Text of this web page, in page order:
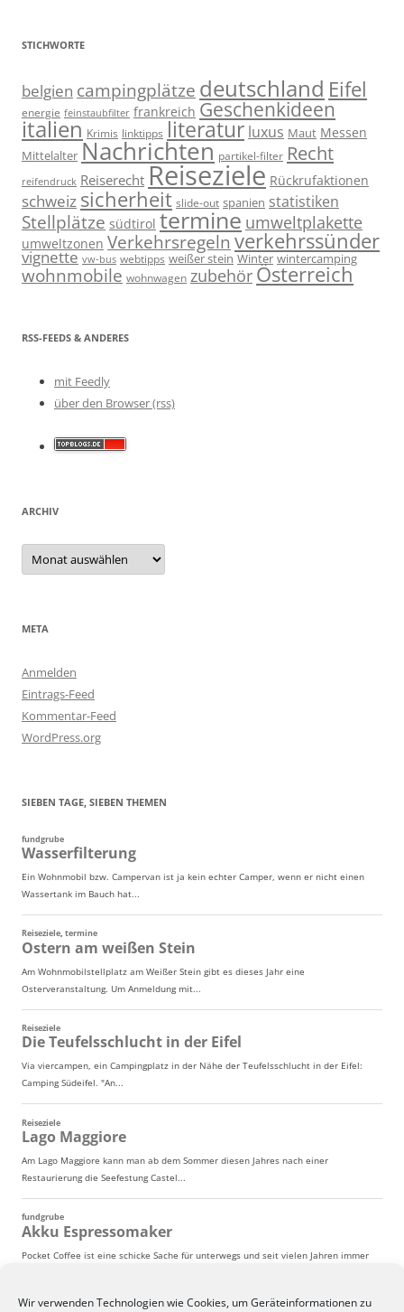
Wir verwenden Technologien wie Cookies, um Geräteinformationen zu
STICHWORTE
belgien campingplätze deutschland Eifel
energie feinstaubfilter frankreich Geschenkideen
italien Krimis linktipps literatur luxus Maut Messen
Mittelalter Nachrichten partikel-filter Recht
reifendruck Reiserecht Reiseziele Rückrufaktionen
schweiz sicherheit slide-out spanien statistiken
Stellplätze südtirol termine umweltplakette
umweltzonen Verkehrsregeln verkehrssünder
vignette vw-bus webtipps weißer stein Winter wintercamping
wohnmobile wohnwagen zubehör Österreich
RSS-FEEDS & ANDERES
mit Feedly
über den Browser (rss)
ARCHIV
Archiv
META
Anmelden
Eintrags-Feed
Kommentar-Feed
WordPress.org
SIEBEN TAGE, SIEBEN THEMEN